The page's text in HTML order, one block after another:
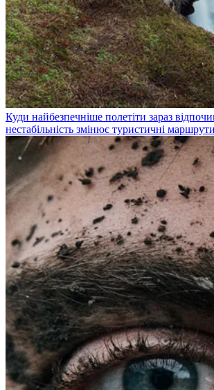
Куди найбезпечніше полетіти зараз
нестабільність змінює туристичні маршрути